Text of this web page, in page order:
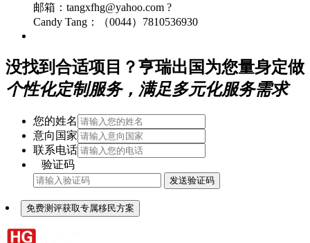
邮箱：tangxfhg@yahoo.com ?
Candy Tang：（0044）7810536930
没找到合适项目？亨瑞出国为您量身定做
个性化定制服务，满足多元化服务需求
您的姓名
意向国家
联系电话
验证码
发送验证码
免费测评获取专属移民方案